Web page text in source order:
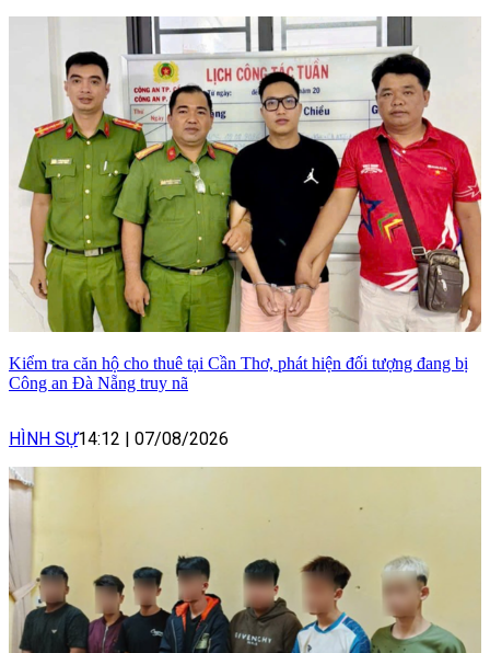
Kiểm tra căn hộ cho thuê tại Cần Thơ, phát hiện đối tượng đang bị
Công an Đà Nẵng truy nã
HÌNH SỰ14:12 | 07/08/2026